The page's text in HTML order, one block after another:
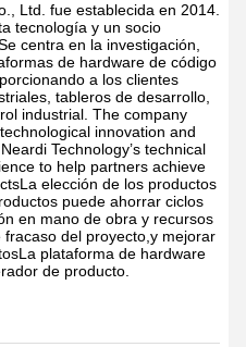
Ltd. fue establecida en 2014.
tecnología y un socio
centra en la investigación,
de hardware de código
a los clientes
tableros de desarrollo,
industrial. The company
innovation and
Technology’s technical
to help partners achieve
elección de los productos
puede ahorrar ciclos
en mano de obra y recursos
del proyecto,y mejorar
plataforma de hardware
de producto.